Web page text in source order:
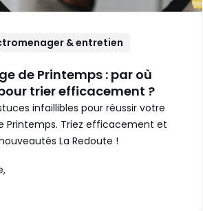
& entretien
de Printemps : par où
trier efficacement ?
infaillibles pour réussir votre
Printemps. Triez efficacement et
La Redoute !